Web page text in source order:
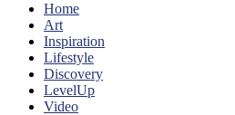
Home
Art
Inspiration
Lifestyle
Discovery
LevelUp
Video